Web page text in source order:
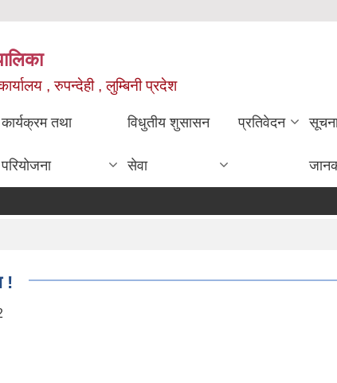
, रुपन्देही , लुम्बिनी प्रदेश
कार्यक्रम तथा
परियोजना
विधुतीय शुसासन
सेवा
प्रतिवेदन
!